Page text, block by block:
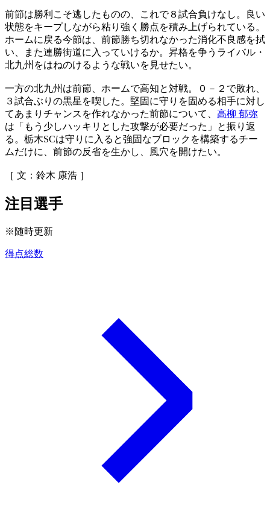
前節は勝利こそ逃したものの、これで８試合負けなし。良い
状態をキープしながら粘り強く勝点を積み上げられている。
ホームに戻る今節は、前節勝ち切れなかった消化不良感を拭
い、また連勝街道に入っていけるか。昇格を争うライバル・
北九州をはねのけるような戦いを見せたい。
一方の北九州は前節、ホームで高知と対戦。０－２で敗れ、
３試合ぶりの黒星を喫した。堅固に守りを固める相手に対し
てあまりチャンスを作れなかった前節について、 高柳 郁弥
は「もう少しハッキリとした攻撃が必要だった」と振り返
る。栃木SCは守りに入ると強固なブロックを構築するチー
ムだけに、前節の反省を生かし、風穴を開けたい。
［ 文：鈴木 康浩 ］
注目選手
※随時更新
得点総数